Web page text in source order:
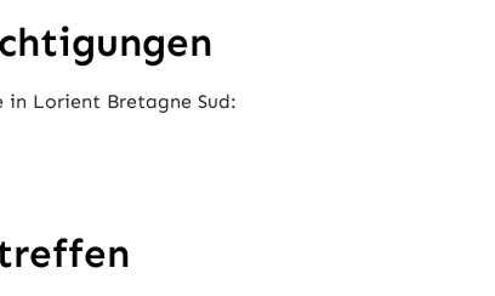
in Lorient Bretagne Sud: